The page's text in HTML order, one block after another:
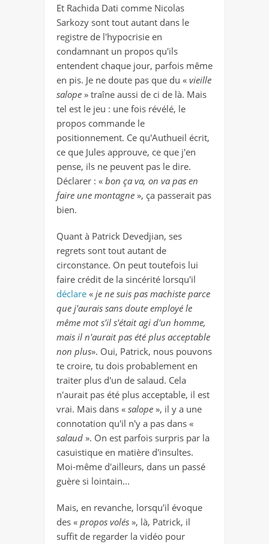
Et Rachida Dati comme Nicolas
Sarkozy sont tout autant dans le
registre de l'hypocrisie en
condamnant un propos qu'ils
entendent chaque jour, parfois même
en pis. Je ne doute pas que du « vieille
salope » traîne aussi de ci de là. Mais
tel est le jeu : une fois révélé, le
propos commande le
positionnement. Ce qu'Authueil écrit,
ce que Jules approuve, ce que j'en
pense, ils ne peuvent pas le dire.
Déclarer : « bon ça va, on va pas en
faire une montagne », ça passerait pas
bien.
Quant à Patrick Devedjian, ses
regrets sont tout autant de
circonstance. On peut toutefois lui
faire crédit de la sincérité lorsqu'il
déclare « je ne suis pas machiste parce
que j'aurais sans doute employé le
même mot s'il s'était agi d'un homme,
mais il n'aurait pas été plus acceptable
non plus». Oui, Patrick, nous pouvons
te croire, tu dois probablement en
traiter plus d'un de salaud. Cela
n'aurait pas été plus acceptable, il est
vrai. Mais dans « salope », il y a une
connotation qu'il n'y a pas dans «
salaud ». On est parfois surpris par la
casuistique en matière d'insultes.
Moi-même d'ailleurs, dans un passé
guère si lointain...
Mais, en revanche, lorsqu'il évoque
des « propos volés », là, Patrick, il
suffit de regarder la vidéo pour